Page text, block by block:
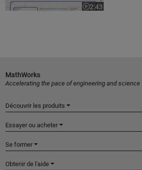
2:43
Video length is 2:43
MathWorks
Accelerating the pace of engineering and science
Découvrir les produits
Essayer ou acheter
Se former
Obtenir de l'aide